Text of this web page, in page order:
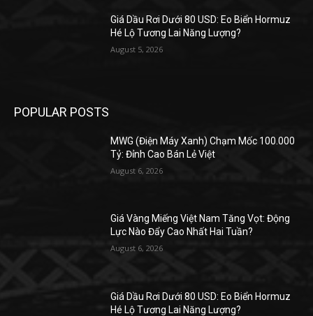
Giá Dầu Rơi Dưới 80 USD: Eo Biển Hormuz
Hé Lộ Tương Lai Năng Lượng?
August 5, 2026
POPULAR POSTS
MWG (Điện Máy Xanh) Chạm Mốc 100.000
Tỷ: Đỉnh Cao Bán Lẻ Việt
August 6, 2026
Giá Vàng Miếng Việt Nam Tăng Vọt: Động
Lực Nào Đẩy Cao Nhất Hai Tuần?
August 6, 2026
Giá Dầu Rơi Dưới 80 USD: Eo Biển Hormuz
Hé Lộ Tương Lai Năng Lượng?